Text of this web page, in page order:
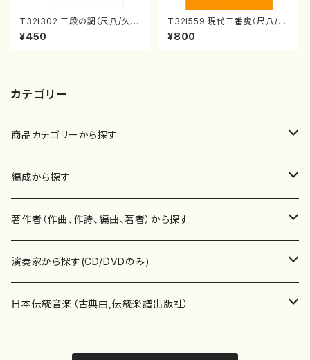
T32i302 三段の調（尺八/久本
玄智/楽譜）都山no:2003
¥450
T32i559 現代三番叟（尺八/杵
屋正邦/楽譜）都山流公刊楽譜曲
番:2269
¥800
カテゴリー
商品カテゴリーから探す
楽譜
書籍
書籍
テキストブック
CD・DVD
チケット
編成から探す
邦楽器
箏・琴（ソロ）
箏・琴（合奏）
合唱
混声合唱
歌・声
著作者（作曲、作詩、編曲、著者）から探す
あ行
青木省三(アオキ ショウゾウ)
か行
演奏家から探す(CD/DVDのみ)
邦楽（箏、三味線、尺八等）演奏家
日本伝統音楽（古典曲,伝統楽譜出版社）